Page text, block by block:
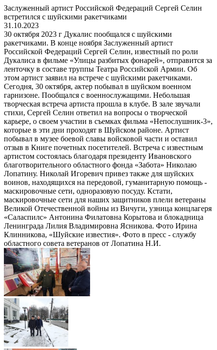
Заслуженный артист Российской Федераций Сергей Селин
встретился с шуйскими ракетчиками
31.10.2023
30 октября 2023 г Дукалис пообщался с шуйскими
ракетчиками. В конце ноября Заслуженный артист
Российской Федераций Сергей Селин, известный по роли
Дукалиса в фильме «Улицы разбитых фонарей», отправится за
ленточку в составе труппы Театра Российской Армии. Об
этом артист заявил на встрече с шуйскими ракетчиками.
Сегодня, 30 октября, актер побывал в шуйском военном
гарнизоне. Пообщался с военнослужащими. Небольшая
творческая встреча артиста прошла в клубе. В зале звучали
стихи, Сергей Селин ответил на вопросы о творческой
карьере, о своем участии в съемках фильма «Непослушник-3»,
которые в эти дни проходят в Шуйском районе. Артист
побывал в музее боевой славы войсковой части и оставил
отзыв в Книге почетных посетителей. Встреча с известным
артистом состоялась благодаря президенту Ивановского
благотворительного областного фонда «Забота» Николаю
Лопатину. Николай Игоревич привез также для шуйских
воинов, находящихся на передовой, гуманитарную помощь -
маскировочные сети, одноразовую посуду. Кстати,
маскировочные сети для наших защитников плели ветераны
Великой Отечественной войны из Вичуги, узница концлагеря
«Саласпилс» Антонина Филатовна Корытова и блокадница
Ленинграда Лилия Владимировна Ясникова. Фото Ирина
Клинникова, «Шуйские известия». Фото в пресс - службу
областного совета ветеранов от Лопатина Н.И.